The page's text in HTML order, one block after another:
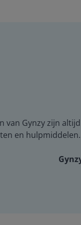
van Gynzy zijn
en